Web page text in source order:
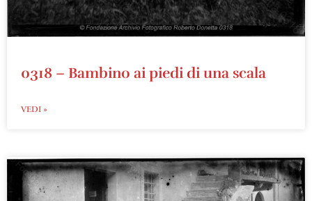
0318 – Bambino ai piedi di una scala
VEDI »